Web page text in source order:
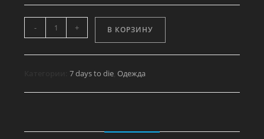
Количество
товара
Набор
- + В КОРЗИНУ
Категории:7 days to die ,Одежда